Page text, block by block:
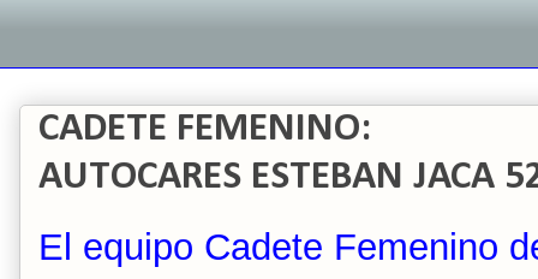
CADETE FEMENINO:
AUTOCARES ESTEBAN JACA
El equipo Cadete Femenino